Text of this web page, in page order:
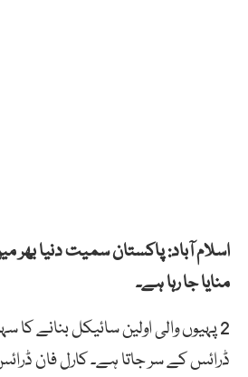
اسلام آباد: پاکستان سمیت دنیا
منایا جا رہا ہے۔
2پہیوںوالیاولینسائیکلبنانےکا
ڈرائسکےسرجاتاہے۔ کارل فان